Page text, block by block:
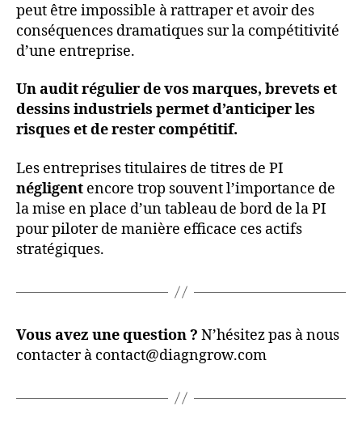
peut être impossible à rattraper et avoir des
conséquences dramatiques sur la compétitivité
d’une entreprise.
Un audit régulier de vos marques, brevets et
dessins industriels permet d’anticiper les
risques et de rester compétitif.
Les entreprises titulaires de titres de PI
négligent encore trop souvent l’importance de
la mise en place d’un tableau de bord de la PI
pour piloter de manière efficace ces actifs
stratégiques.
Vous avez une question ? N’hésitez pas à nous
contacter à contact@diagngrow.com